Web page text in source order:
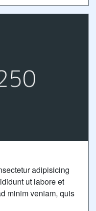
adipisicing
ut labore et
minim veniam, quis